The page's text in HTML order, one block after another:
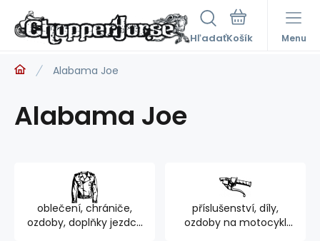
Hľadať Menu
Alabama Joe
Alabama Joe
oblečení, chrániče,
ozdoby, doplňky jezdce
příslušenství, díly,
ozdoby na motocykl